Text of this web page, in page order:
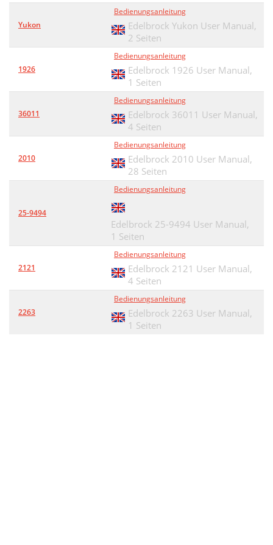
Yukon
Bedienungsanleitung
Edelbrock Yukon User Manual,
2 Seiten
1926
Bedienungsanleitung
Edelbrock 1926 User Manual,
1 Seiten
36011
Bedienungsanleitung
Edelbrock 36011 User Manual,
4 Seiten
2010
Bedienungsanleitung
Edelbrock 2010 User Manual,
28 Seiten
25-9494
Bedienungsanleitung
Edelbrock 25-9494 User Manual,
1 Seiten
2121
Bedienungsanleitung
Edelbrock 2121 User Manual,
4 Seiten
2263
Bedienungsanleitung
Edelbrock 2263 User Manual,
1 Seiten